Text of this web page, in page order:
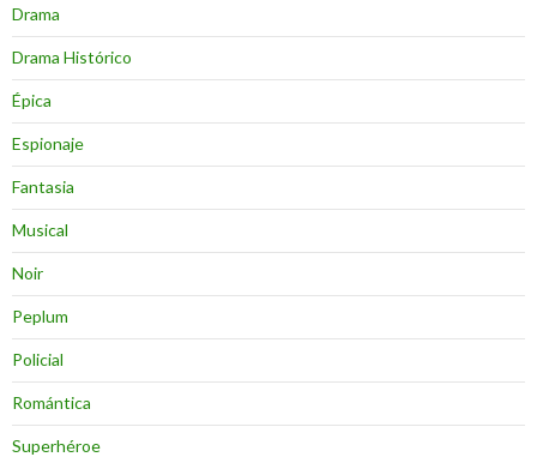
Drama
Drama Histórico
Épica
Espionaje
Fantasia
Musical
Noir
Peplum
Policial
Romántica
Superhéroe